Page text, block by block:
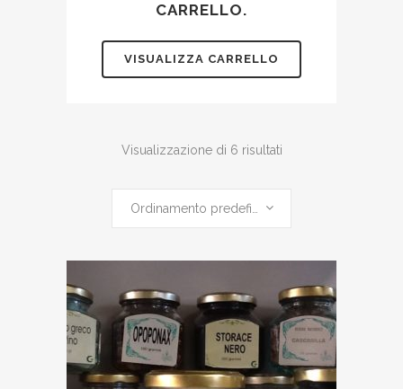
CARRELLO.
VISUALIZZA CARRELLO
Visualizzazione di 6 risultati